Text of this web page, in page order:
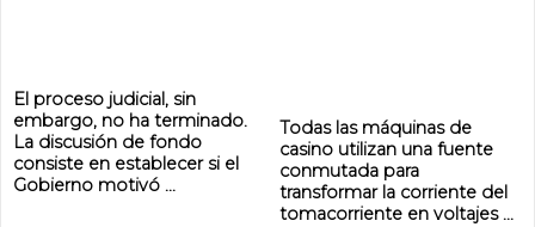
El proceso judicial, sin
embargo, no ha terminado.
La discusión de fondo
consiste en establecer si el
Gobierno motivó ...
Todas las máquinas de
casino utilizan una fuente
conmutada para
transformar la corriente del
tomacorriente en voltajes ...